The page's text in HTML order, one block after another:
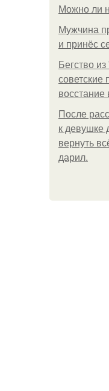
Можно ли
Мужчина
и принёс
Бегство
советские
восстание
После
к девушке
вернуть
дарил.